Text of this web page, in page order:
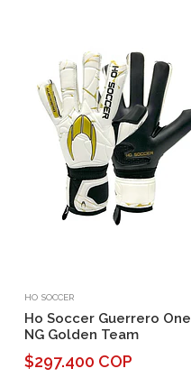
HO SOCCER
Ho Soccer Guerrero One
NG Golden Team
$297.400 COP